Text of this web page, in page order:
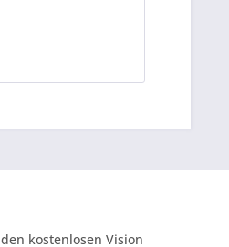
kostenlosen Vision